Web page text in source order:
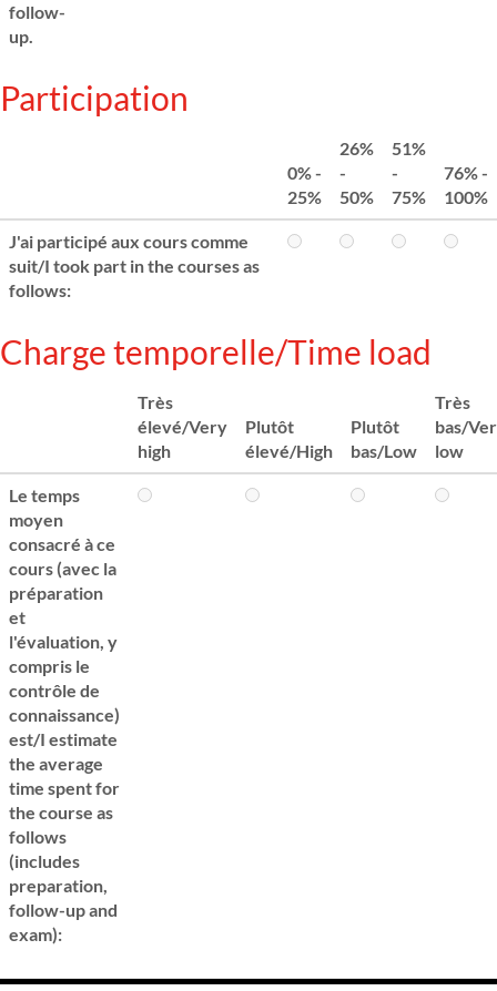
follow-
up.
Participation
0% -
25%
26%
-
50%
51%
-
75%
76% -
100%
J'ai participé aux cours comme
suit/I took part in the courses as
follows:
Charge temporelle/Time load
Très
élevé/Very
high
Plutôt
élevé/High
Plutôt
bas/Low
Très
bas/
low
Le temps
moyen
consacré à ce
cours (avec la
préparation
et
l'évaluation, y
compris le
contrôle de
connaissance)
est/I estimate
the average
time spent for
the course as
follows
(includes
preparation,
follow-up and
exam):